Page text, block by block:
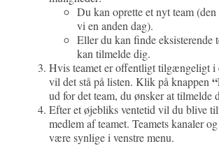
Du kan oprette et nyt team
vi en anden dag).
Eller du kan finde eksisterende
kan tilmelde dig.
Hvis teamet er offentligt tilgængeligt i
vil det stå på listen. Klik på knappen
ud for det team, du ønsker at tilmelde
Efter et øjebliks ventetid vil du blive
medlem af teamet. Teamets kanaler
være synlige i venstre menu.